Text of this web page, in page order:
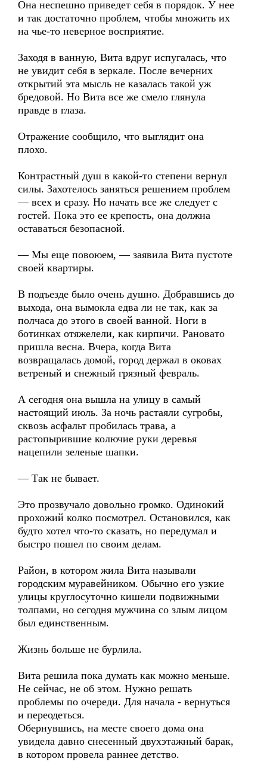
Она неспешно приведет себя в порядок. У нее
и так достаточно проблем, чтобы множить их
на чье-то неверное восприятие.
Заходя в ванную, Вита вдруг испугалась, что
не увидит себя в зеркале. После вечерних
открытий эта мысль не казалась такой уж
бредовой. Но Вита все же смело глянула
правде в глаза.
Отражение сообщило, что выглядит она
плохо.
Контрастный душ в какой-то степени вернул
силы. Захотелось заняться решением проблем
— всех и сразу. Но начать все же следует с
гостей. Пока это ее крепость, она должна
оставаться безопасной.
— Мы еще повоюем, — заявила Вита пустоте
своей квартиры.
В подъезде было очень душно. Добравшись до
выхода, она вымокла едва ли не так, как за
полчаса до этого в своей ванной. Ноги в
ботинках отяжелели, как кирпичи. Рановато
пришла весна. Вчера, когда Вита
возвращалась домой, город держал в оковах
ветреный и снежный грязный февраль.
А сегодня она вышла на улицу в самый
настоящий июль. За ночь растаяли сугробы,
сквозь асфальт пробилась трава, а
растопырившие колючие руки деревья
нацепили зеленые шапки.
— Так не бывает.
Это прозвучало довольно громко. Одинокий
прохожий колко посмотрел. Остановился, как
будто хотел что-то сказать, но передумал и
быстро пошел по своим делам.
Район, в котором жила Вита называли
городским муравейником. Обычно его узкие
улицы круглосуточно кишели подвижными
толпами, но сегодня мужчина со злым лицом
был единственным.
Жизнь больше не бурлила.
Вита решила пока думать как можно меньше.
Не сейчас, не об этом. Нужно решать
проблемы по очереди. Для начала - вернуться
и переодеться.
Обернувшись, на месте своего дома она
увидела давно снесенный двухэтажный барак,
в котором провела раннее детство.